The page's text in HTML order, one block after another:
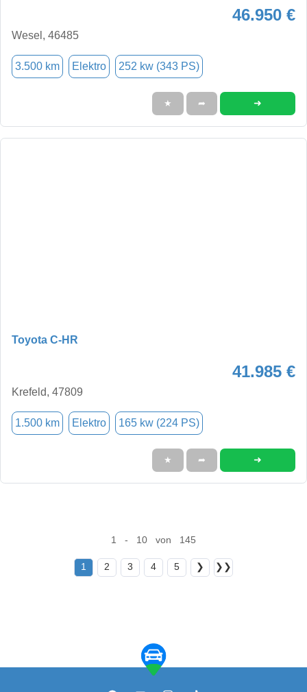
46.950 €
Wesel, 46485
3.500 km Elektro 252 kw (343 PS)
★ ➦ ➜
Toyota C-HR
41.985 €
Krefeld, 47809
1.500 km Elektro 165 kw (224 PS)
★ ➦ ➜
1 - 10 von 145
1 2 3 4 5 ❯ ❯❯